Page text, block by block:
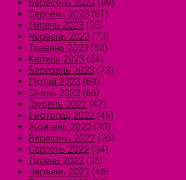
Вересень 2023 (98)
Серпень 2023 (81)
Липень 2023 (55)
Червень 2023 (73)
Травень 2023 (50)
Квітень 2023 (54)
Березень 2023 (73)
Лютий 2023 (69)
Січень 2023 (66)
Грудень 2022 (47)
Листопад 2022 (45)
Жовтень 2022 (30)
Вересень 2022 (26)
Серпень 2022 (34)
Липень 2022 (35)
Червень 2022 (46)